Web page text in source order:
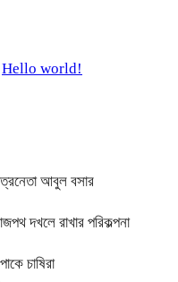
Hello world!
আবুল বসার
দখলে রাখার পরিকল্পনা
চাষিরা